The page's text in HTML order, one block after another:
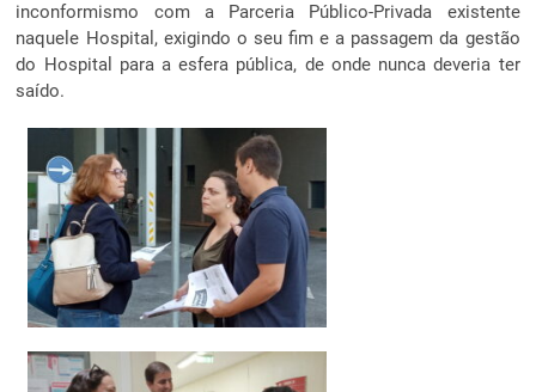
inconformismo com a Parceria Público-Privada existente
naquele Hospital, exigindo o seu fim e a passagem da gestão
do Hospital para a esfera pública, de onde nunca deveria ter
saído.